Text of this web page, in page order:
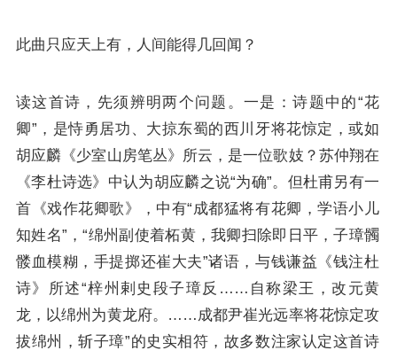
此曲只应天上有，人间能得几回闻？
读这首诗，先须辨明两个问题。一是：诗题中的“花
卿”，是恃勇居功、大掠东蜀的西川牙将花惊定，或如
胡应麟《少室山房笔丛》所云，是一位歌妓？苏仲翔在
《李杜诗选》中认为胡应麟之说“为确”。但杜甫另有一
首《戏作花卿歌》，中有“成都猛将有花卿，学语小儿
知姓名”，“绵州副使着柘黄，我卿扫除即日平，子璋髑
髅血模糊，手提掷还崔大夫”诸语，与钱谦益《钱注杜
诗》所述“梓州剌史段子璋反……自称梁王，改元黄
龙，以绵州为黄龙府。……成都尹崔光远率将花惊定攻
拔绵州，斩子璋”的史实相符，故多数注家认定这首诗